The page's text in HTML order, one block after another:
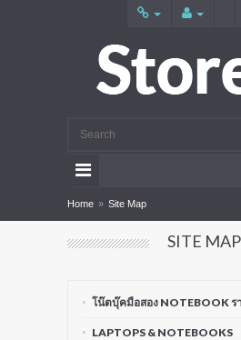
Home » Site Map
SITE MAP
โน๊ตบุ๊คมือสอง NOTEBOOK ร
LAPTOPS & NOTEBOOKS